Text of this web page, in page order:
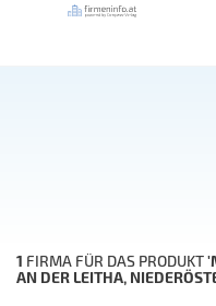
1 FIRMA FÜR DAS PRODUKT
AN DER LEITHA,